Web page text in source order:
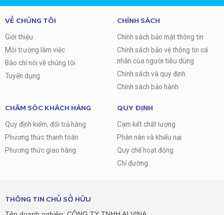
VỀ CHÚNG TÔI
Giới thiệu
Môi trường làm việc
Báo chí nói về chúng tôi
Tuyển dụng
CHÍNH SÁCH
Chính sách bảo mật thông tin
Chính sách bảo vệ thông tin cá
nhân của người tiêu dùng
Chính sách và quy định
Chính sách bảo hành
CHĂM SÓC KHÁCH HÀNG
Quy định kiểm, đổi trả hàng
Phương thức thanh toán
Phương thức giao hàng
QUY ĐỊNH
Cam kết chất lượng
Phàn nàn và khiếu nại
Quy chế hoạt động
Chỉ đường
THÔNG TIN CHỦ SỞ HỮU